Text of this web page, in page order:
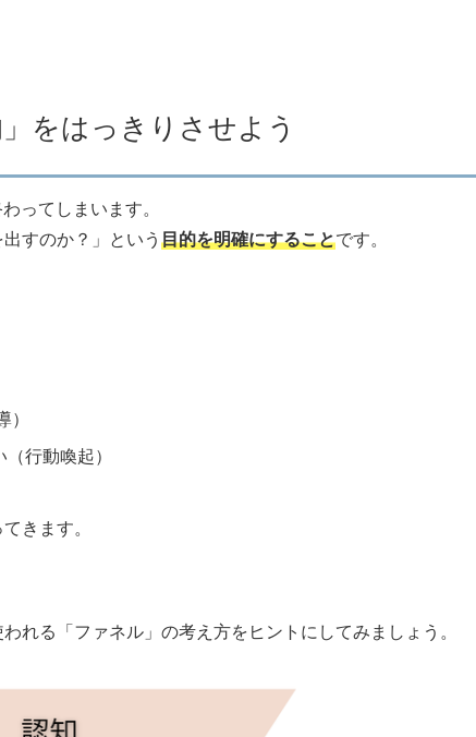
をはっきりさせよう
ってしまいます。
すのか？」という 目的を明確にすることです。
行動喚起）
きます。
れる「ファネル」の考え方をヒントにしてみましょう。